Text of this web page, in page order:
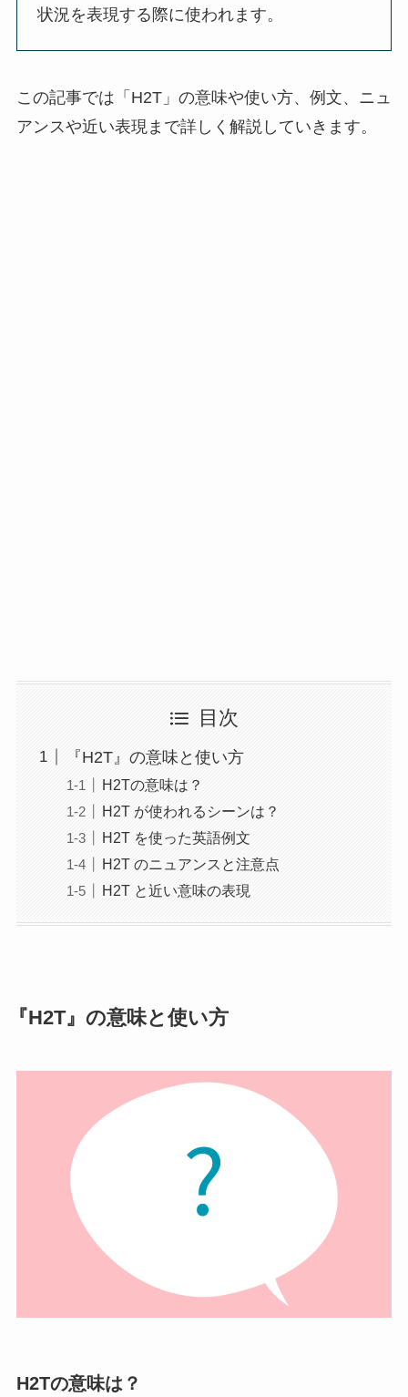
状況を表現する際に使われます。
この記事では「H2T」の意味や使い方、例文、ニュ
アンスや近い表現まで詳しく解説していきます。
目次
『H2T』の意味と使い方
H2Tの意味は？
H2T が使われるシーンは？
H2T を使った英語例文
H2T のニュアンスと注意点
H2T と近い意味の表現
『H2T』の意味と使い方
H2Tの意味は？